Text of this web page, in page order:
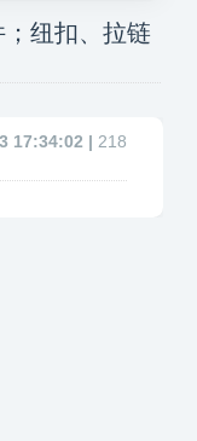
纽扣、拉链
17:34:02 | 218